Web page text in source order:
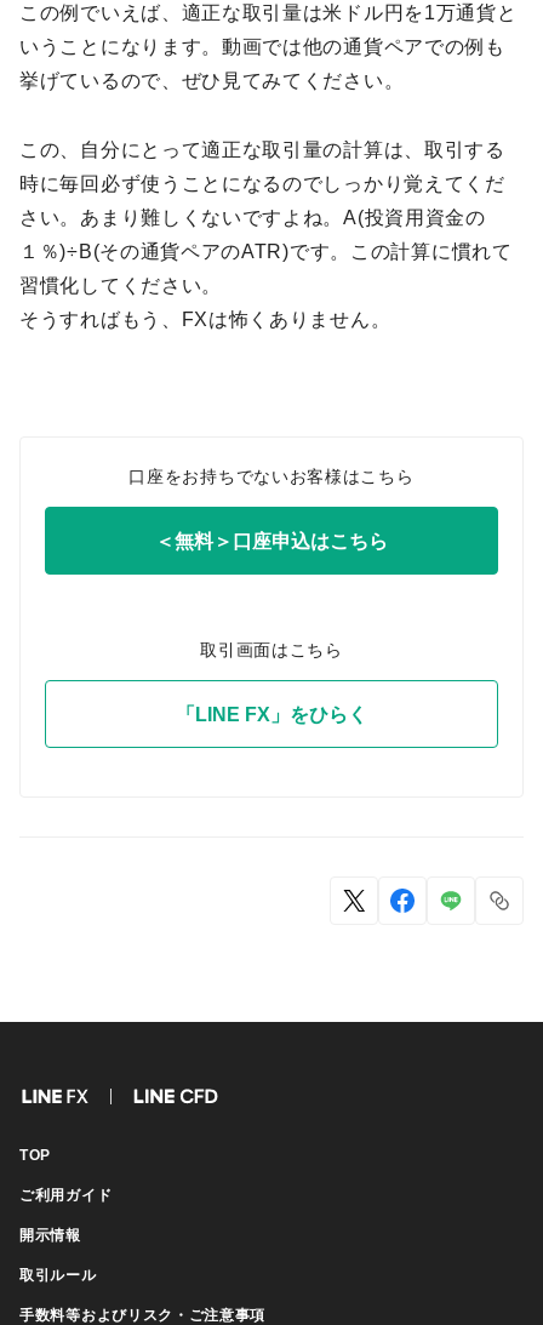
この例でいえば、適正な取引量は米ドル円を1万通貨と
いうことになります。動画では他の通貨ペアでの例も
挙げているので、ぜひ見てみてください。
この、自分にとって適正な取引量の計算は、取引する
時に毎回必ず使うことになるのでしっかり覚えてくだ
さい。あまり難しくないですよね。A(投資用資金の
１％)÷B(その通貨ペアのATR)です。この計算に慣れて
習慣化してください。
そうすればもう、FXは怖くありません。
口座をお持ちでないお客様はこちら
＜無料＞口座申込はこちら
取引画面はこちら
「LINE FX」をひらく
TOP
ご利用ガイド
開示情報
取引ルール
手数料等およびリスク・ご注意事項